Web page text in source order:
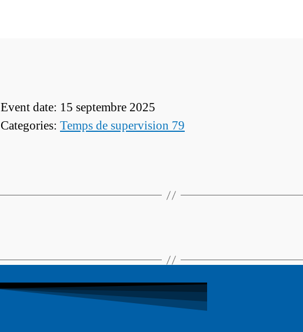
Event date: 15 septembre 2025
Categories: Temps de supervision 79